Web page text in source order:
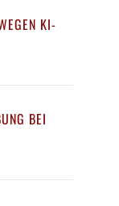
KI-
BEI